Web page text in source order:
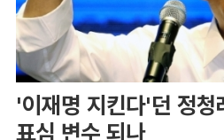
'이재명 지킨다'던 정
표심 변수 되나